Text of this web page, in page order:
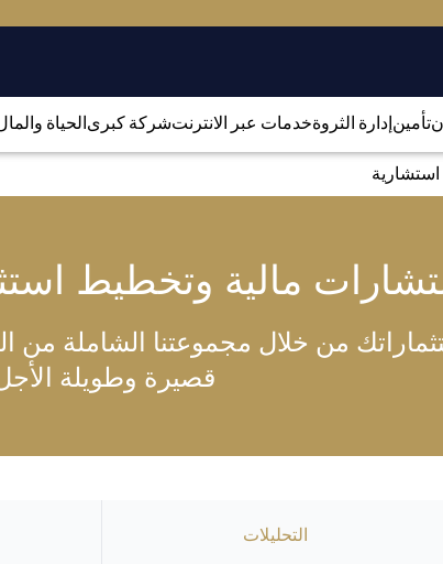
تأمينإدارة الثروةخدمات عبر الانترنتشركة كبرىالحياة
استشارية
مالية وتخطيط
من خلال مجموعتنا الشاملة من
قصيرة وطويلة
التحليلات